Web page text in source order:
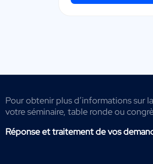
Pour obtenir plus d’informations sur
votre séminaire, table ronde ou
Réponse et traitement de vos